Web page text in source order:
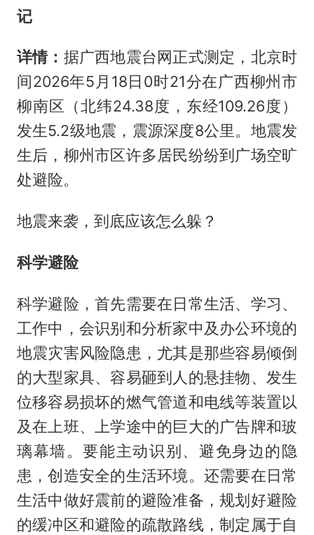
记
详情： 据广西地震台网正式测定，北京时
间2026年5月18日0时21分在广西柳州市
柳南区（北纬24.38度，东经109.26度）
发生5.2级地震，震源深度8公里。地震发
生后，柳州市区许多居民纷纷到广场空旷
处避险。
地震来袭，到底应该怎么躲？
科学避险
科学避险，首先需要在日常生活、学习、
工作中，会识别和分析家中及办公环境的
地震灾害风险隐患，尤其是那些容易倾倒
的大型家具、容易砸到人的悬挂物、发生
位移容易损坏的燃气管道和电线等装置以
及在上班、上学途中的巨大的广告牌和玻
璃幕墙。要能主动识别、避免身边的隐
患，创造安全的生活环境。还需要在日常
生活中做好震前的避险准备，规划好避险
的缓冲区和避险的疏散路线，制定属于自